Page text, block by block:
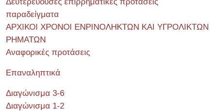
παραδείγματα
ΑΡΧΙΚΟΙ ΧΡΟΝΟΙ ΕΝΡΙΝΟΛΗΚΤΩΝ ΚΑΙ ΥΓΡΟΛΙΚΤΩΝ
ΡΗΜΑΤΩΝ
Αναφορικές προτάσεις
Επαναληπτικά
Διαγώνισμα 3-6
Διαγώνισμα 1-2